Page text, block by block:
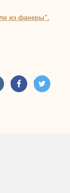
из фанеры".